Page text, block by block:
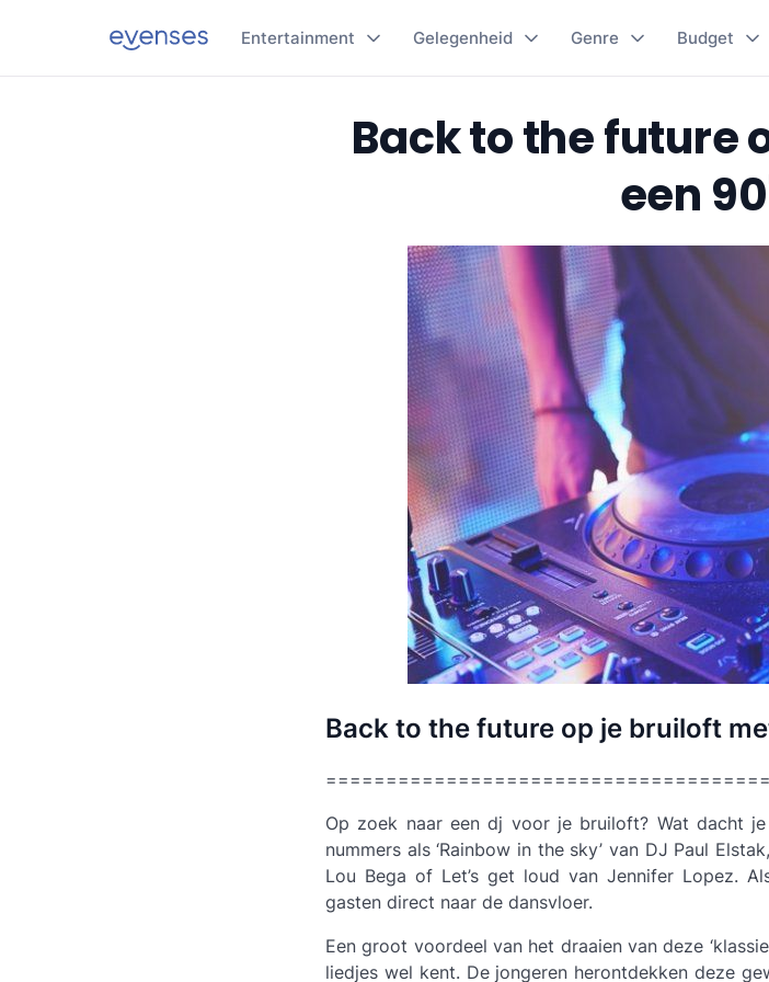
Entertainment Gelegenheid Genre Budget
Back to the future
een
Back to the future op je bruiloft
Op zoek naar een dj voor je bruiloft? Wat dacht
nummers als ‘Rainbow in the sky’ van DJ Paul
Lou Bega of Let’s get loud van Jennifer Lopez.
gasten direct naar de dansvloer.
Een groot voordeel van het draaien van deze
liedjes wel kent. De jongeren herontdekken deze